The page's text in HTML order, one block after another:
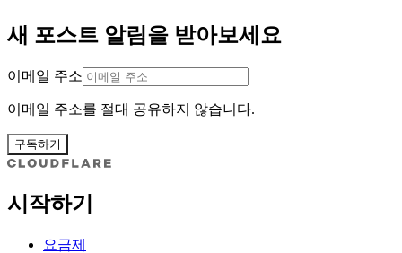
새 포스트 알림을 받아보세요
이메일 주소
이메일 주소를 절대 공유하지 않습니다.
구독하기
시작하기
요금제